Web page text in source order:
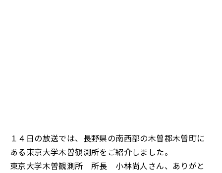
１４日の放送では、長野県の南西部の木曽郡木曽町に
ある東京大学木曽観測所をご紹介しました。
東京大学木曽観測所 所長 小林尚人さん、ありがと